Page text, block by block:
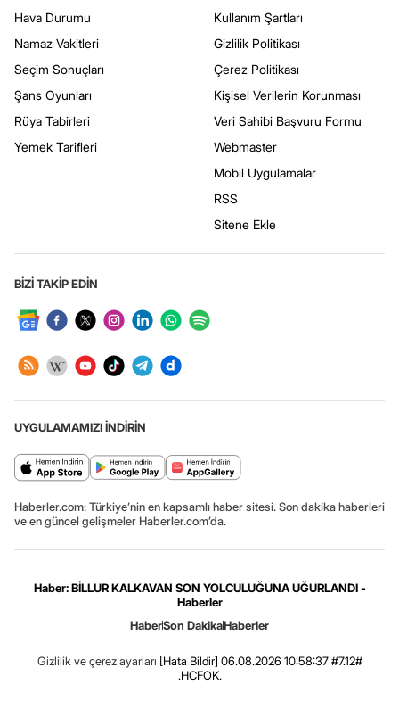
Hava Durumu
Namaz Vakitleri
Seçim Sonuçları
Şans Oyunları
Rüya Tabirleri
Yemek Tarifleri
Kullanım Şartları
Gizlilik Politikası
Çerez Politikası
Kişisel Verilerin Korunması
Veri Sahibi Başvuru Formu
Webmaster
Mobil Uygulamalar
RSS
Sitene Ekle
BİZİ TAKİP EDİN
UYGULAMAMIZI İNDİRİN
Haberler.com: Türkiye’nin en kapsamlı haber sitesi. Son dakika haberleri
ve en güncel gelişmeler Haberler.com’da.
Haber: BİLLUR KALKAVAN SON YOLCULUĞUNA UĞURLANDI -
Haberler
HaberSon DakikaHaberler
Gizlilik ve çerez ayarları [Hata Bildir] 06.08.2026 10:58:37 #7.12#
.HCFOK.